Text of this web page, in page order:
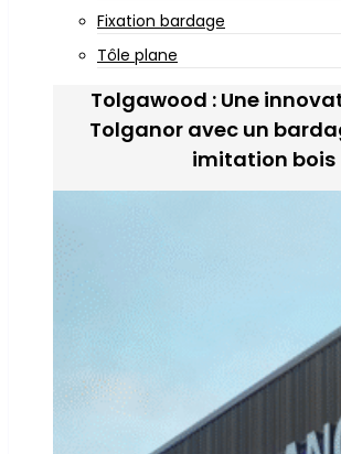
Fixation bardage
Tôle plane
Tolgawood : Une
Tolganor avec un
imitation bois